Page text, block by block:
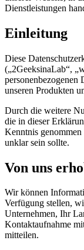
Dienstleistungen
Einleitung
Diese
(„2GeeksinaLab“,
personenbezogenen
unseren Produkten
Durch die weitere
die in dieser
Kenntnis
unklar sein sollte.
Von uns
Wir können
Verfügung stellen,
Unternehmen, Ihr
Kontaktaufnahme
mitteilen.